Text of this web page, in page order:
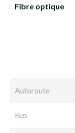
Fibre optique
Autoroute
Bus